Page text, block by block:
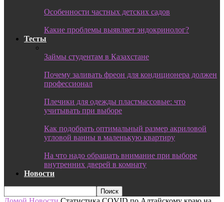
Особенности частных детских садов
Какие проблемы выявляет эндокринолог?
Тесты
Займы студентам в Казахстане
Почему заливать фреон для кондиционера должен
профессионал
Плечики для одежды пластмассовые: что
учитывать при выборе
Как подобрать оптимальный размер акриловой
угловой ванны в маленькую квартиру
На что надо обращать внимание при выборе
внутренних дверей в комнату
Новости